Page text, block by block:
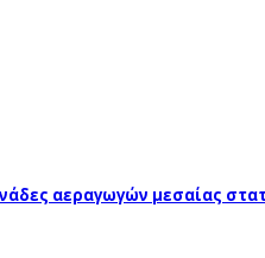
αεραγωγών μεσαίας